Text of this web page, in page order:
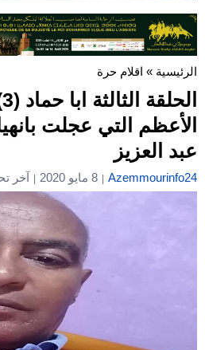
الرئيسية » اقلام حرة
الأعظم التي عجلت
عبد العزيز
Azemmourinfo24 8 مايو 2020 آخر